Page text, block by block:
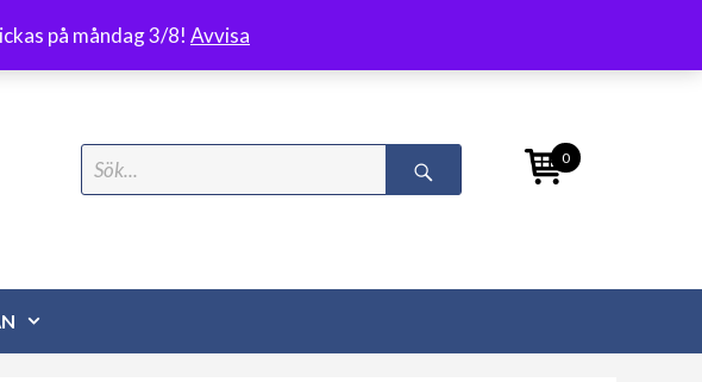
på måndag 3/8! Avvisa
Search
for:
0